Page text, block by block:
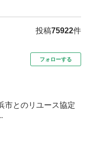
投稿75922件
フォローする
市とのリユース協定